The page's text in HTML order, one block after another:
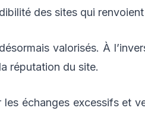
des sites qui
valorisés. À
réputation du site.
échanges excessifs et